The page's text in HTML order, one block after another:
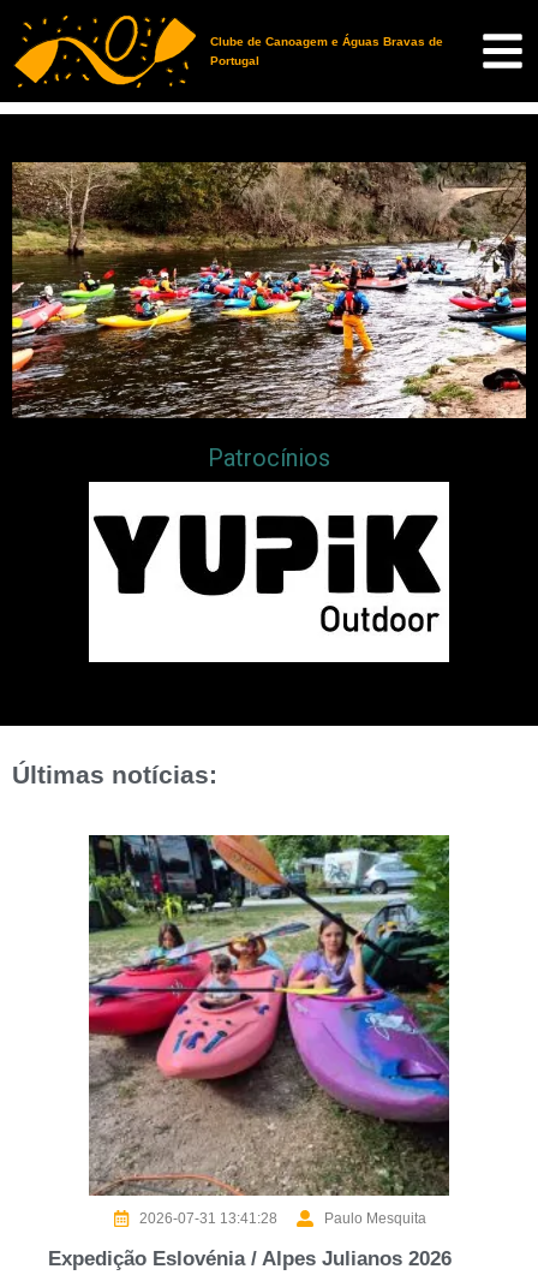
Clube de Canoagem e Águas Bravas de
Portugal
Patrocínios
Últimas notícias:
2026-07-31 13:41:28 Paulo Mesquita
Expedição Eslovénia / Alpes Julianos 2026